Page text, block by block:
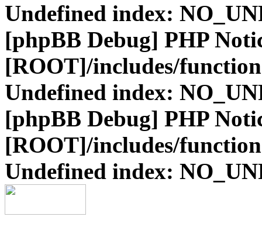
Undefined index:
[phpBB Debug] PHP
[ROOT]/includes/
Undefined index:
[phpBB Debug] PHP
[ROOT]/includes/
Undefined index: